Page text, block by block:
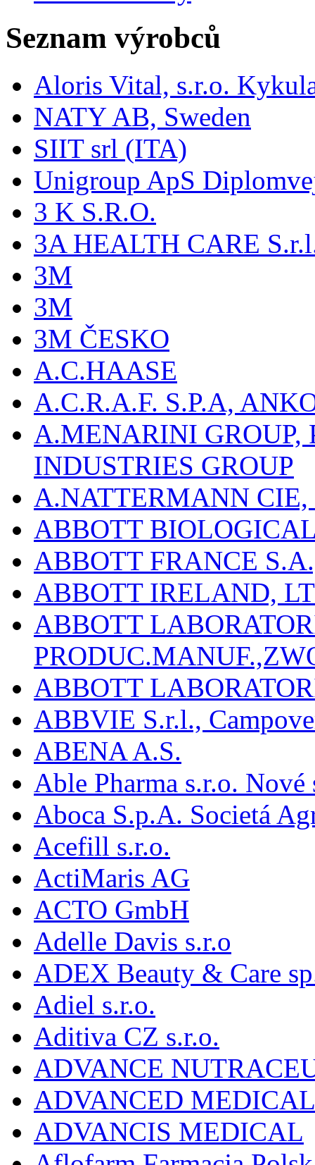
Seznam výrobců
Aloris Vital, s.r.o.
NATY AB, Sweden
SIIT srl (ITA)
Unigroup ApS
3 K S.R.O.
3A HEALTH CARE
3M
3M
3M ČESKO
A.C.HAASE
A.C.R.A.F. S.P.A,
A.MENARINI
INDUSTRIES GROUP
A.NATTERMANN
ABBOTT
ABBOTT FRANCE
ABBOTT IRELAND,
ABBOTT
ABBOTT
ABBVIE S.r.l.,
ABENA A.S.
Able Pharma s.r.o.
Aboca S.p.A. Societá
Acefill s.r.o.
ActiMaris AG
ACTO GmbH
Adelle Davis s.r.o
ADEX Beauty & Care
Adiel s.r.o.
Aditiva CZ s.r.o.
ADVANCE
ADVANCED
ADVANCIS MEDICAL